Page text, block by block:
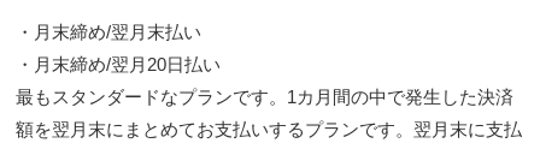
・月末締め/翌月末払い
・月末締め/翌月20日払い
最もスタンダードなプランです。1カ月間の中で発生した決済
額を翌月末にまとめてお支払いするプランです。翌月末に支払